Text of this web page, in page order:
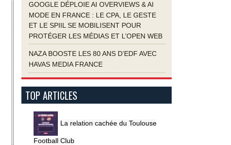
GOOGLE DÉPLOIE AI OVERVIEWS & AI
MODE EN FRANCE : LE CPA, LE GESTE
ET LE SPIIL SE MOBILISENT POUR
PROTÉGER LES MÉDIAS ET L’OPEN WEB
NAZA BOOSTE LES 80 ANS D’EDF AVEC
HAVAS MEDIA FRANCE
TOP ARTICLES
La relation cachée du Toulouse
Football Club